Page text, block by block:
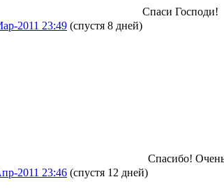
2011 23:49 (спустя 8 дней)
Спаси Господи!
2011 23:46 (спустя 12 дней)
Спасибо!